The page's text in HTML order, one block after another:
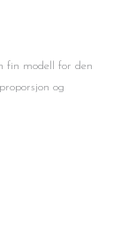
fin modell for den
og